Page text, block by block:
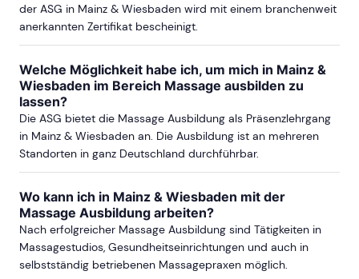
KOBLENZ
ab Sa, 7. November 2026
ab Sa, 13. Februar 2027
ab Sa, 5. Juni 2027
ab Sa, 16. Oktober 2027
der ASG in Mainz & Wiesbaden wird mit einem branchenweit
anerkannten Zertifikat bescheinigt.
Welche Möglichkeit habe ich, um mich in Mainz &
Wiesbaden im Bereich Massage ausbilden zu
lassen?
Die ASG bietet die Massage Ausbildung als Präsenzlehrgang
in Mainz & Wiesbaden an. Die Ausbildung ist an mehreren
Standorten in ganz Deutschland durchführbar.
Wo kann ich in Mainz & Wiesbaden mit der
Massage Ausbildung arbeiten?
Nach erfolgreicher Massage Ausbildung sind Tätigkeiten in
Massagestudios, Gesundheitseinrichtungen und auch in
selbstständig betriebenen Massagepraxen möglich.